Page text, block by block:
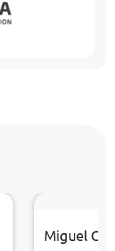
Miguel